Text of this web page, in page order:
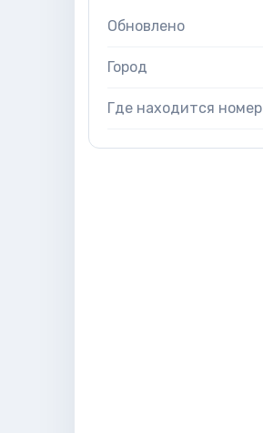
Обновлено
Город
Где находится номер